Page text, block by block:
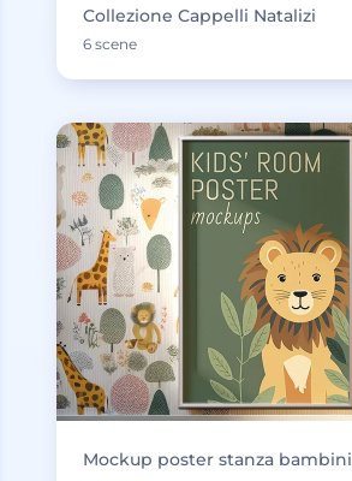
Collezione Cappelli Natalizi
6 scene
Mockup poster stanza bambini